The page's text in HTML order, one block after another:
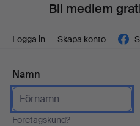
Bli medlem
Logga in Skapa konto
Namn
Företagskund?